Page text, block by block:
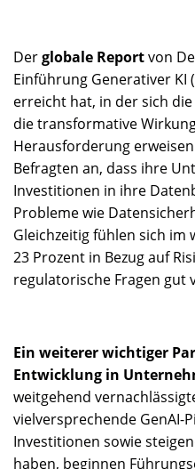
Derglobale Reportvon
Einführung Generativer KI
erreicht hat, in der sich
die transformative
Herausforderung
Befragten an, dass ihre
Investitionen in ihre
Probleme wie
Gleichzeitig fühlen sich
23 Prozent in Bezug auf
regulatorische Fragen gut
Ein weiterer wichtiger
Entwicklung in
weitgehend
vielversprechende GenAI-
Investitionen sowie
haben, beginnen